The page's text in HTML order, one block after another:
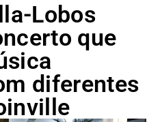
Lobos
que
diferentes